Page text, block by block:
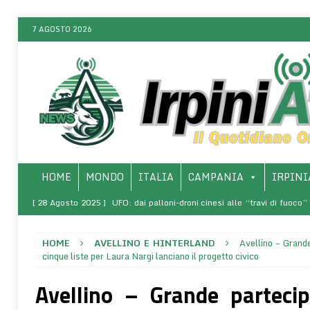
7 AGOSTO 2026
HOME MONDO ITALIA CAMPANIA
[ 28 Agosto 2025 ] UFO: dai palloni-droni cinesi alle “travi di
[ 8 Marzo 2025 ] SALERNO – Presso l’Arcidiocesi, la
[ 7 Agosto 2026 ] Campi Flegrei, scoperto il “condotto” dei gas
HOME AVELLINO E HINTERLAND
Avellino –
cinque liste per Laura Nargi lanciano il progetto civico
Avellino – Grande